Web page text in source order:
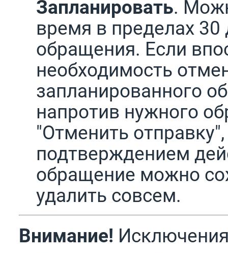
Запланировать.
время в пределах
обращения. Если
необходимость
запланированного
напротив нужного
"Отменить
подтверждением
обращение можно
удалить совсем.
Внимание!